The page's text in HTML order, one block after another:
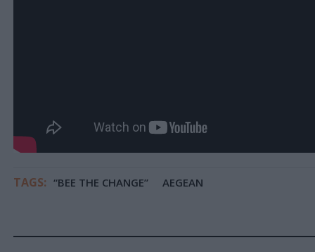
TAGS: “BEE THE CHANGE” AEGEAN